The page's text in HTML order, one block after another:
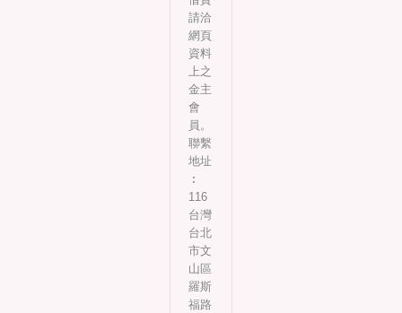
請洽
網頁
資料
上之
金主
會
員。
聯繫
地址
︰
116
台灣
台北
市文
山區
羅斯
福路